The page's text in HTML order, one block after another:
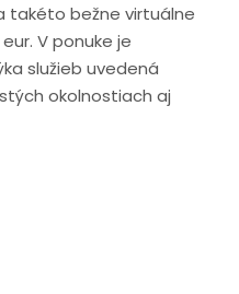
takéto bežne virtuálne
V ponuke je
služieb uvedená
okolnostiach aj